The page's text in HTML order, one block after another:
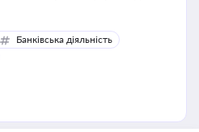
Банківська діяльність